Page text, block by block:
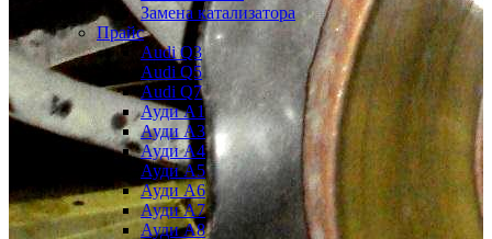
Замена катализатора
Прайс
Audi Q3
Audi Q5
Audi Q7
Ауди А1
Ауди А3
Ауди А4
Ауди A5
Ауди А6
Ауди А7
Ауди A8